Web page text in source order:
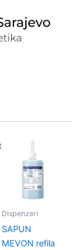
Dispenzeri
SAPUN
MEVON refila